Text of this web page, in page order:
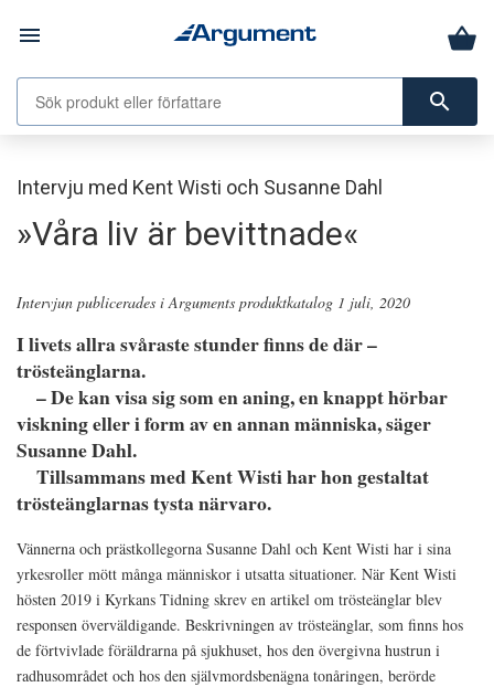
menu
search
Intervju med Kent Wisti och Susanne Dahl
»Våra liv är bevittnade«
Intervjun publicerades i Arguments produktkatalog 1 juli, 2020
I livets allra svåraste stunder finns de där –
trösteänglarna.
– De kan visa sig som en aning, en knappt hörbar
viskning eller i form av en annan människa, säger
Susanne Dahl.
Tillsammans med Kent Wisti har hon gestaltat
trösteänglarnas tysta närvaro.
Vännerna och prästkollegorna Susanne Dahl och Kent Wisti har i sina
yrkesroller mött många människor i utsatta situationer. När Kent Wisti
hösten 2019 i Kyrkans Tidning skrev en artikel om trösteänglar blev
responsen överväldigande. Beskrivningen av trösteänglar, som finns hos
de förtvivlade föräldrarna på sjukhuset, hos den övergivna hustrun i
radhusområdet och hos den självmordsbenägna tonåringen, berörde